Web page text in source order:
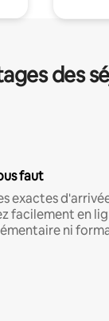
des
faut
exactes
facilement en
ni